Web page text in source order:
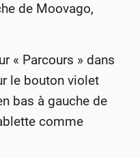
de Moovago,
« Parcours » dans
le bouton violet
bas à gauche de
comme